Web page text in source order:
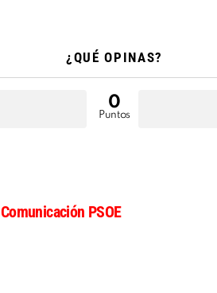
¿QUÉ OPINAS?
0
Puntos
Comunicación PSOE